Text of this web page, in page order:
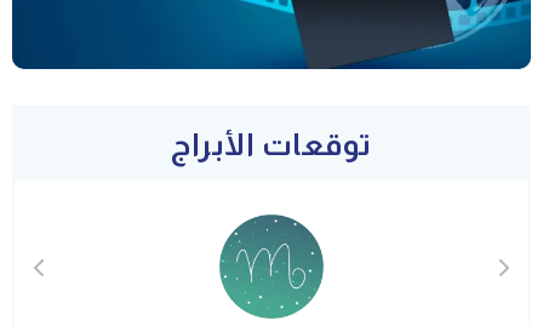
توقعات الأبراج